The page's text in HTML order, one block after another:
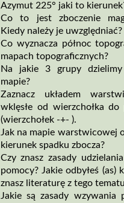
Azymut 225° jaki to
Co to jest zboczenie
Kiedy należy je uwzględniać?
Co wyznacza północ
mapach topograficznych?
Na jakie 3 grupy
mapie?
Zaznacz układem
wklęsłe od wierzchołka do
(wierzchołek -+- ).
Jak na mapie warstwicowej
kierunek spadku zbocza?
Czy znasz zasady
pomocy? Jakie odbyłeś (as)
znasz literaturę z tego
Jakie są zasady wzywania